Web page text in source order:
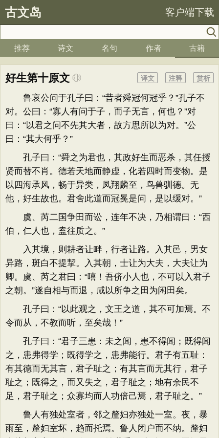
古文岛 客户端下载
推荐 诗文 名句 作者 古籍
好生第十原文 赏析
注释
译文
鲁哀公问于孔子曰：“昔者舜冠何冠乎？”孔子不
对。公曰：“寡人有问于子，而子无言，何也？”对
曰：“以君之问不先其大者，故方思所以为对。”公
曰：“其大何乎？”
孔子曰：“舜之为君也，其政好生而恶杀，其任授
贤而替不肖。德若天地而静虚，化若四时而变物。是
以四海承风，畅于异类，凤翔麟至，鸟兽驯德。无
他，好生故也。君舍此道而冠冕是问，是以缓对。”
虞、芮二国争田而讼，连年不决，乃相谓曰：“西
伯，仁人也，盍往质之。”
入其境，则耕者让畔，行者让路。入其邑，男女
异路，斑白不提挈。入其朝，士让为大夫，大夫让为
卿。虞、芮之君曰：“嘻！吾侪小人也，不可以入君子
之朝。”遂自相与而退，咸以所争之田为闲田矣。
孔子曰：“以此观之，文王之道，其不可加焉。不
令而从，不教而听，至矣哉！”
孔子曰：“君子三患：未之闻，患不得闻；既得闻
之，患弗得学；既得学之，患弗能行。君子有五耻：
有其德而无其言，君子耻之；有其言而无其行，君子
耻之；既得之，而又失之，君子耻之；地有余民不
足，君子耻之；众寡均而人功倍己焉，君子耻之。”
鲁人有独处室者，邻之釐妇亦独处一室。夜，暴
雨至，釐妇室坏，趋而托焉。鲁人闭户而不纳。釐妇